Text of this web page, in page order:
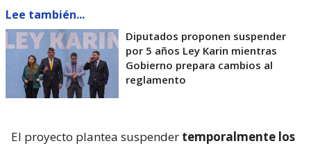
Lee también...
Diputados proponen suspender
por 5 años Ley Karin mientras
Gobierno prepara cambios al
reglamento
El proyecto plantea suspender temporalmente los